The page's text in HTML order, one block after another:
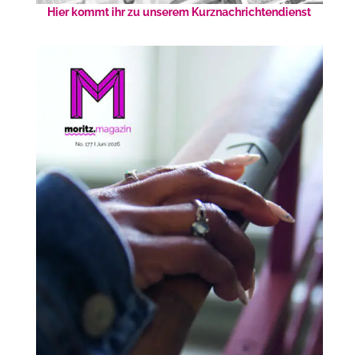
Hier kommt ihr zu unserem Kurznachrichtendienst